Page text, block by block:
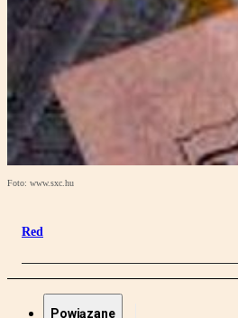
Foto: www.sxc.hu
Red
Powiązane